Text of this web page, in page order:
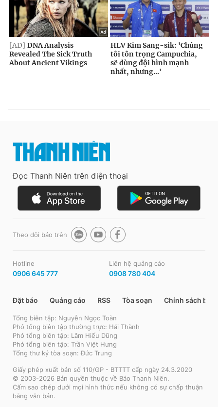
Đọc Thanh Niên trên điện thoại
Theo dõi báo trên
Hotline
0906 645 777
Liên hệ quảng cáo
0908 780 404
Đặt báo Quảng cáo RSS Tòa soạn Chính sách bảo
Tổng biên tập: Nguyễn Ngọc Toàn
Phó tổng biên tập thường trực: Hải Thành
Phó tổng biên tập: Lâm Hiếu Dũng
Phó tổng biên tập: Trần Việt Hưng
Tổng thư ký tòa soạn: Đức Trung
Giấy phép xuất bản số 110/GP - BTTTT cấp ngày 24.3.2020
© 2003-2026 Bản quyền thuộc về Báo Thanh Niên.
Cấm sao chép dưới mọi hình thức nếu không có sự chấp thuận
bằng văn bản.